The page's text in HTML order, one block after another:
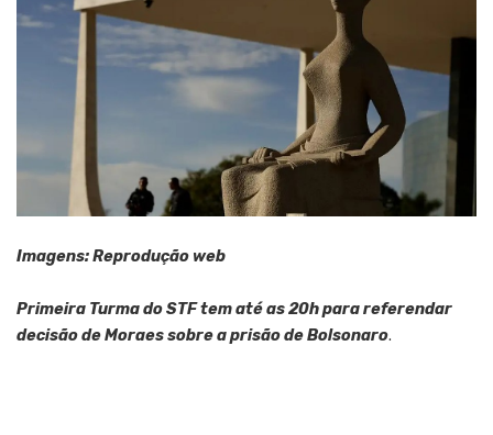
Imagens: Reprodução web
Primeira Turma do STF tem até as 20h para referendar
decisão de Moraes sobre a prisão de Bolsonaro.